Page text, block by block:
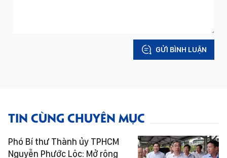
GỬI BÌNH LUẬN
TIN CÙNG CHUYÊN MỤC
Phó Bí thư Thành ủy TPHCM
Nguyễn Phước Lộc: Mở rộng